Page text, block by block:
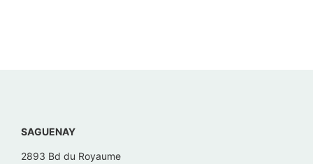
SAGUENAY
2893 Bd du Royaume